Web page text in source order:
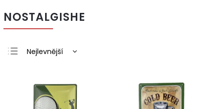
NOSTALGISHE
Nejlevnější
Nejprodávanější
Abecedně